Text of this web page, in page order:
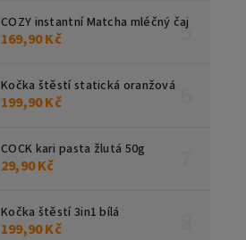
COZY instantní Matcha mléčný čaj
169,90 Kč
Kočka štěstí statická oranžová
199,90 Kč
COCK kari pasta žlutá 50g
29,90 Kč
Kočka štěstí 3in1 bílá
199,90 Kč